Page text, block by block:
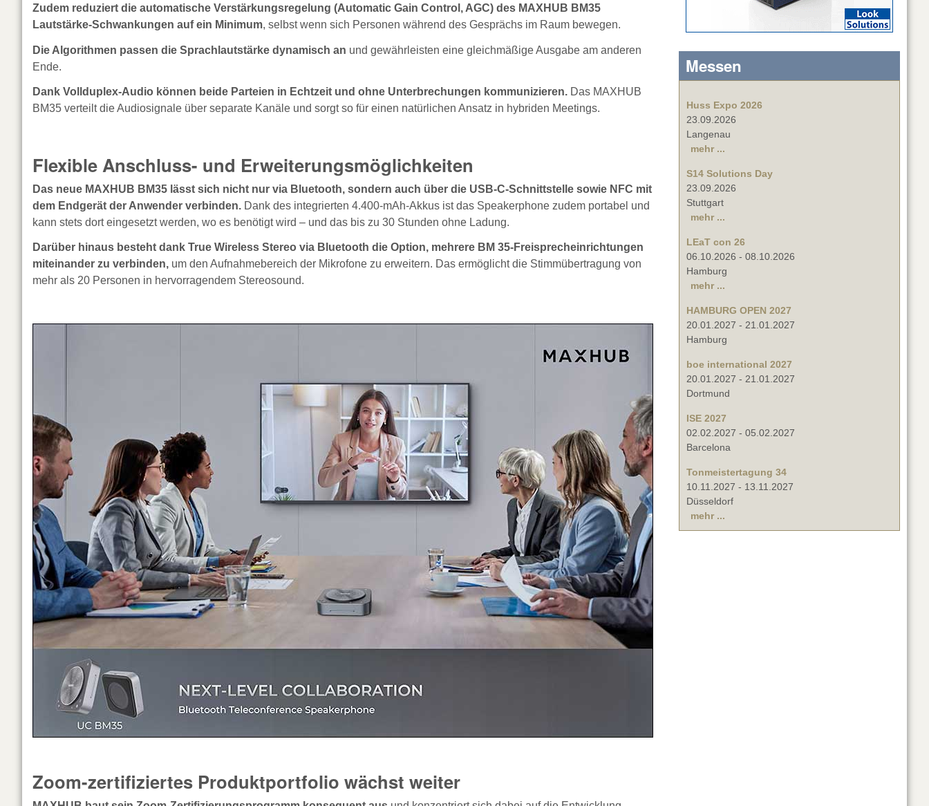
Zudem reduziert die automatische Verstärkungsregelung (Automatic Gain Control, AGC) des MAXHUB BM35
Lautstärke-Schwankungen auf ein Minimum, selbst wenn sich Personen während des Gesprächs im Raum bewegen.
Die Algorithmen passen die Sprachlautstärke dynamisch an und gewährleisten eine gleichmäßige Ausgabe am anderen
Ende.
Dank Vollduplex-Audio können beide Parteien in Echtzeit und ohne Unterbrechungen kommunizieren. Das MAXHUB
BM35 verteilt die Audiosignale über separate Kanäle und sorgt so für einen natürlichen Ansatz in hybriden Meetings.
Flexible Anschluss- und Erweiterungsmöglichkeiten
Das neue MAXHUB BM35 lässt sich nicht nur via Bluetooth, sondern auch über die USB-C-Schnittstelle sowie NFC mit
dem Endgerät der Anwender verbinden. Dank des integrierten 4.400-mAh-Akkus ist das Speakerphone zudem portabel und
kann stets dort eingesetzt werden, wo es benötigt wird – und das bis zu 30 Stunden ohne Ladung.
Darüber hinaus besteht dank True Wireless Stereo via Bluetooth die Option, mehrere BM 35-Freisprecheinrichtungen
miteinander zu verbinden, um den Aufnahmebereich der Mikrofone zu erweitern. Das ermöglicht die Stimmübertragung von
mehr als 20 Personen in hervorragendem Stereosound.
Zoom-zertifiziertes Produktportfolio wächst weiter
Messen
Huss Expo 2026
23.09.2026
Langenau
mehr ...
S14 Solutions Day
23.09.2026
Stuttgart
mehr ...
LEaT con 26
06.10.2026 - 08.10.2026
Hamburg
mehr ...
HAMBURG OPEN 2027
20.01.2027 - 21.01.2027
Hamburg
boe international 2027
20.01.2027 - 21.01.2027
Dortmund
ISE 2027
02.02.2027 - 05.02.2027
Barcelona
Tonmeistertagung 34
10.11.2027 - 13.11.2027
Düsseldorf
mehr ...